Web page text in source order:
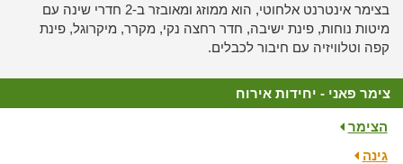
בצימר אינטרנט אלחוטי, הוא ממוזג ומאובזר ב-2 חדרי שינה עם
מיטות נוחות, פינת ישיבה, חדר רחצה נקי, מקרר, מיקרוגל, פינת
קפה וטלוויזיה עם חיבור לכבלים.
צימר פאני - יחידות אירוח
הצימר
גינה